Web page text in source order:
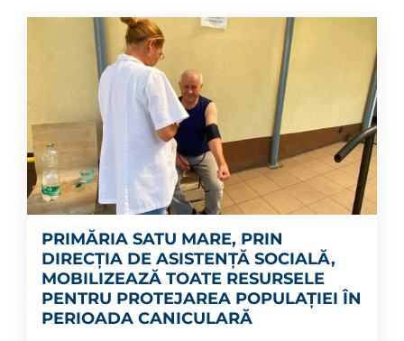
PRIMĂRIA SATU MARE, PRIN
DIRECȚIA DE ASISTENȚĂ SOCIALĂ,
MOBILIZEAZĂ TOATE RESURSELE
PENTRU PROTEJAREA POPULAȚIEI ÎN
PERIOADA CANICULARĂ